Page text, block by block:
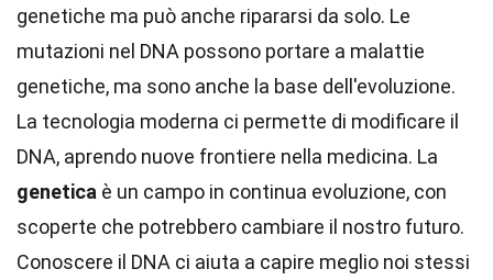
genetiche ma può anche ripararsi da solo. Le
mutazioni nel DNA possono portare a malattie
genetiche, ma sono anche la base dell'evoluzione.
La tecnologia moderna ci permette di modificare il
DNA, aprendo nuove frontiere nella medicina. La
genetica è un campo in continua evoluzione, con
scoperte che potrebbero cambiare il nostro futuro.
Conoscere il DNA ci aiuta a capire meglio noi stessi